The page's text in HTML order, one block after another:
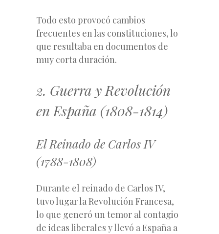
Todo esto provocó cambios
frecuentes en las constituciones, lo
que resultaba en documentos de
muy corta duración.
2. Guerra y Revolución
en España (1808-1814)
El Reinado de Carlos IV
(1788-1808)
Durante el reinado de Carlos IV,
tuvo lugar la Revolución Francesa,
lo que generó un temor al contagio
de ideas liberales y llevó a España a